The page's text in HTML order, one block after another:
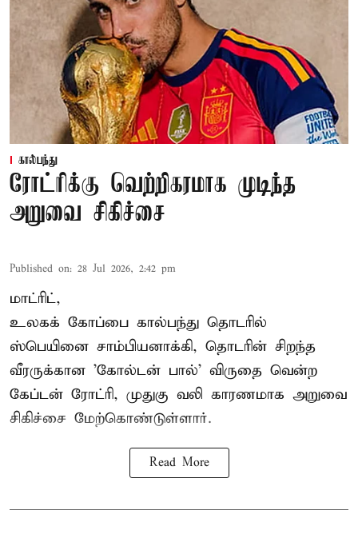
கால்பந்து
ரோட்ரிக்கு வெற்றிகரமாக முடிந்த
அறுவை சிகிச்சை
Published on: 28 Jul 2026, 2:42 pm
மாட்ரிட்,
உலகக் கோப்பை கால்பந்து தொடரில்
ஸ்பெயினை சாம்பியனாக்கி, தொடரின் சிறந்த
வீரருக்கான 'கோல்டன் பால்' விருதை வென்ற
கேப்டன் ரோட்ரி, முதுகு வலி காரணமாக அறுவை
சிகிச்சை மேற்கொண்டுள்ளார்.
Read More